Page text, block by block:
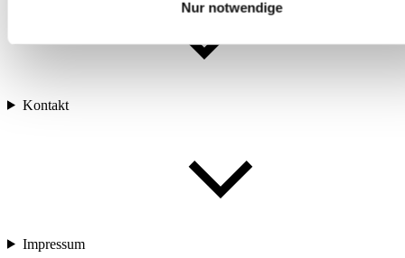
Nur notwendige
Kontakt
Impressum